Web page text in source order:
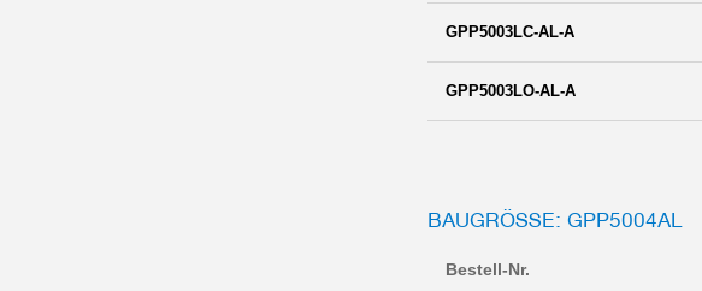
GPP5003LC-AL-A
GPP5003LO-AL-A
BAUGRÖSSE: GPP5004AL
Bestell-Nr.